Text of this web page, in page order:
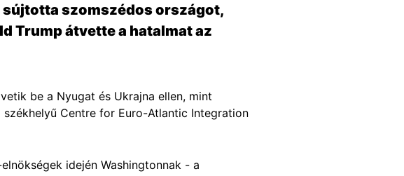
sújtotta szomszédos országot,
Trump átvette a hatalmat az
be a Nyugat és Ukrajna ellen, mint
székhelyű Centre for Euro-Atlantic Integration
idején Washingtonnak - a